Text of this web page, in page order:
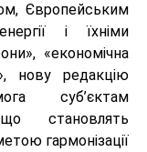
Європейським
і їхніми
«економічна
нову редакцію
суб’єктам
становлять
гармонізації